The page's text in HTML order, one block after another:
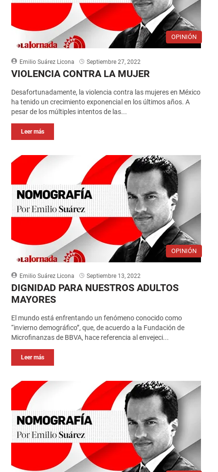
OPINIÓN
Emilio Suárez Licona Septiembre 27, 2022
VIOLENCIA CONTRA LA MUJER
Desafortunadamente, la violencia contra las mujeres en México
ha tenido un crecimiento exponencial en los últimos años. A
pesar de los múltiples intentos de las...
Leer más
OPINIÓN
Emilio Suárez Licona Septiembre 13, 2022
DIGNIDAD PARA NUESTROS ADULTOS
MAYORES
El mundo está enfrentando un fenómeno conocido como
“invierno demográfico”, que, de acuerdo a la Fundación de
Microfinanzas de BBVA, hace referencia al envejeci...
Leer más